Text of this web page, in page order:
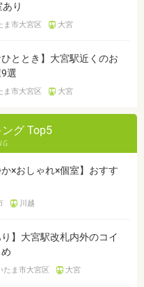
り
ま市大宮区 大宮
ひととき】大宮駅近くのお
選
ま市大宮区 大宮
グ Top5
×おしゃれ×個室】おすす
川越
り】大宮駅改札内外のコイ
たま市大宮区 大宮